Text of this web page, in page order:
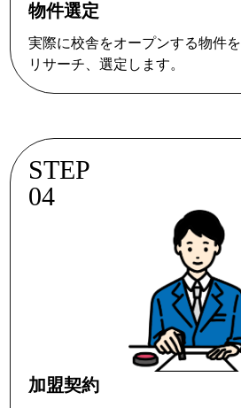
物件選定
実際に校舎をオープンする物件を
リサーチ、選定します。
STEP
04
加盟契約